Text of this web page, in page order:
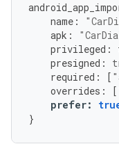
name :
apk :
privileged :
presigned :
required : [
overrides : [
prefer:
}